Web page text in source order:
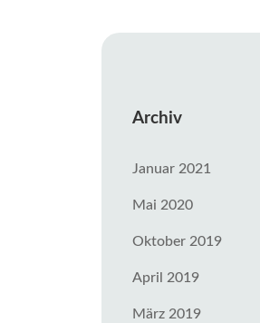
Archiv
Januar 2021
Mai 2020
Oktober 2019
April 2019
März 2019